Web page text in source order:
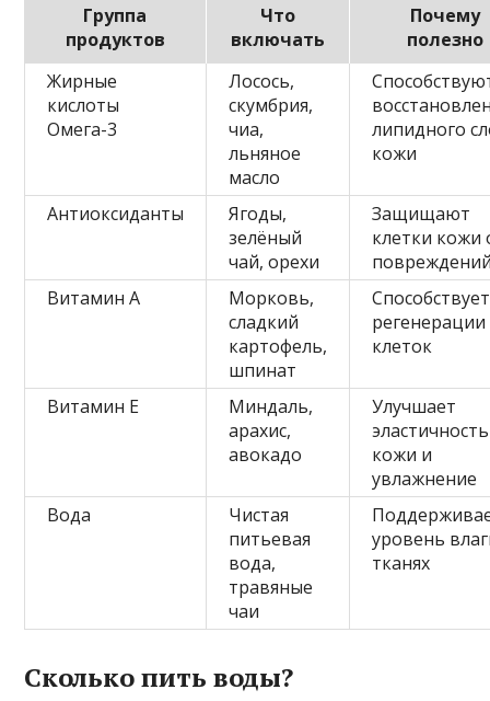
Группа
продуктов
Что
включать
Почему
полезно
Жирные
кислоты
Омега-3
Лосось,
скумбрия,
чиа,
льняное
масло
липидного
кожи
Антиоксиданты
Ягоды,
зелёный
чай, орехи
Защищают
клетки кожи
Витамин А
Морковь,
сладкий
картофель,
шпинат
Способствует
регенерации
клеток
Витамин Е
Миндаль,
арахис,
авокадо
Улучшает
эластичность
кожи и
увлажнение
Вода
Чистая
питьевая
вода,
травяные
чаи
уровень
тканях
Сколько пить воды?